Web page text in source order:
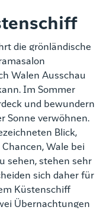
die grönländische
Walen Ausschau
Im Sommer
und bewundern
Sonne verwöhnen.
Blick,
Wale bei
sehen, stehen sehr
sich daher für
Küstenschiff
Übernachtungen